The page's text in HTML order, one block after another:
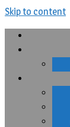
Skip to content